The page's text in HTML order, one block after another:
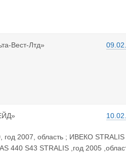
Вест-Лтд»
2007, область ; ИВЕКО STRALIS
440 S43 STRALIS ,год 2005